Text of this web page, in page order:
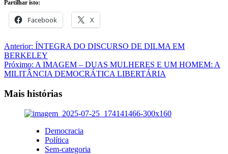
Partilhar isto:
Facebook X
Navegação
de
artigos
Anterior: ÍNTEGRA DO DISCURSO DE DILMA EM
BERKELEY
Próximo: A IMAGEM – DUAS MULHERES E UM HOMEM: A
MILITÂNCIA DEMOCRÁTICA LIBERTÁRIA
Mais histórias
Democracia
Política
Sem-categoria